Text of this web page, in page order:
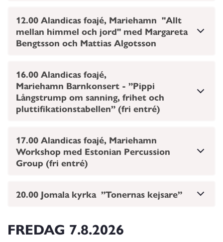
12.00 Alandicas foajé, Mariehamn "Allt
mellan himmel och jord" med Margareta
Bengtsson och Mattias Algotsson
16.00 Alandicas foajé,
Mariehamn Barnkonsert - ”Pippi
Långstrump om sanning, frihet och
pluttifikationstabellen” (fri entré)
17.00 Alandicas foajé, Mariehamn
Workshop med Estonian Percussion
Group (fri entré)
20.00 Jomala kyrka ”Tonernas kejsare”
FREDAG 7.8.2026